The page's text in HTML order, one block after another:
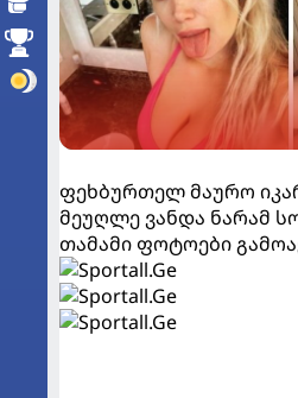
ფეხბურთელ მაურო
მეუღლე ვანდა ნარამ
თამამი ფოტოები